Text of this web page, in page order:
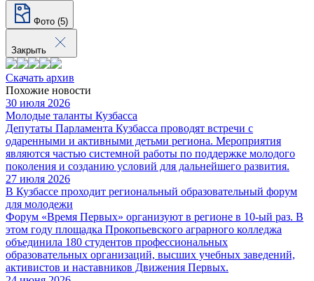
Фото (5)
Закрыть
Скачать архив
Похожие новости
30 июля 2026
Молодые таланты Кузбасса
Депутаты Парламента Кузбасса проводят встречи с
одаренными и активными детьми региона. Мероприятия
являются частью системной работы по поддержке молодого
поколения и созданию условий для дальнейшего развития.
27 июля 2026
В Кузбассе проходит региональный образовательный форум
для молодежи
Форум «Время Первых» организуют в регионе в 10-ый раз. В
этом году площадка Прокопьевского аграрного колледжа
объединила 180 студентов профессиональных
образовательных организаций, высших учебных заведений,
активистов и наставников Движения Первых.